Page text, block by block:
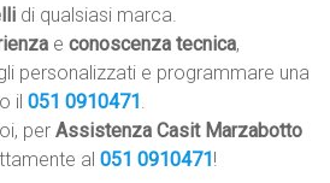
di qualsiasi marca.
econoscenza tecnica,
personalizzati e programmare una
il051 0910471 .
perAssistenza Casit Marzabotto
al051 0910471 !